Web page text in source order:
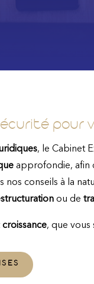
pour
, le Cabinet
approfondie, afin
nos conseils à la
ou de
croissance, que vous